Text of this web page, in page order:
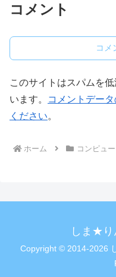
コメント
コメ
このサイトはスパムを
います。
コメントデー
ください。
ホーム コンピュ
しま★り
Copyright © 2014-2026